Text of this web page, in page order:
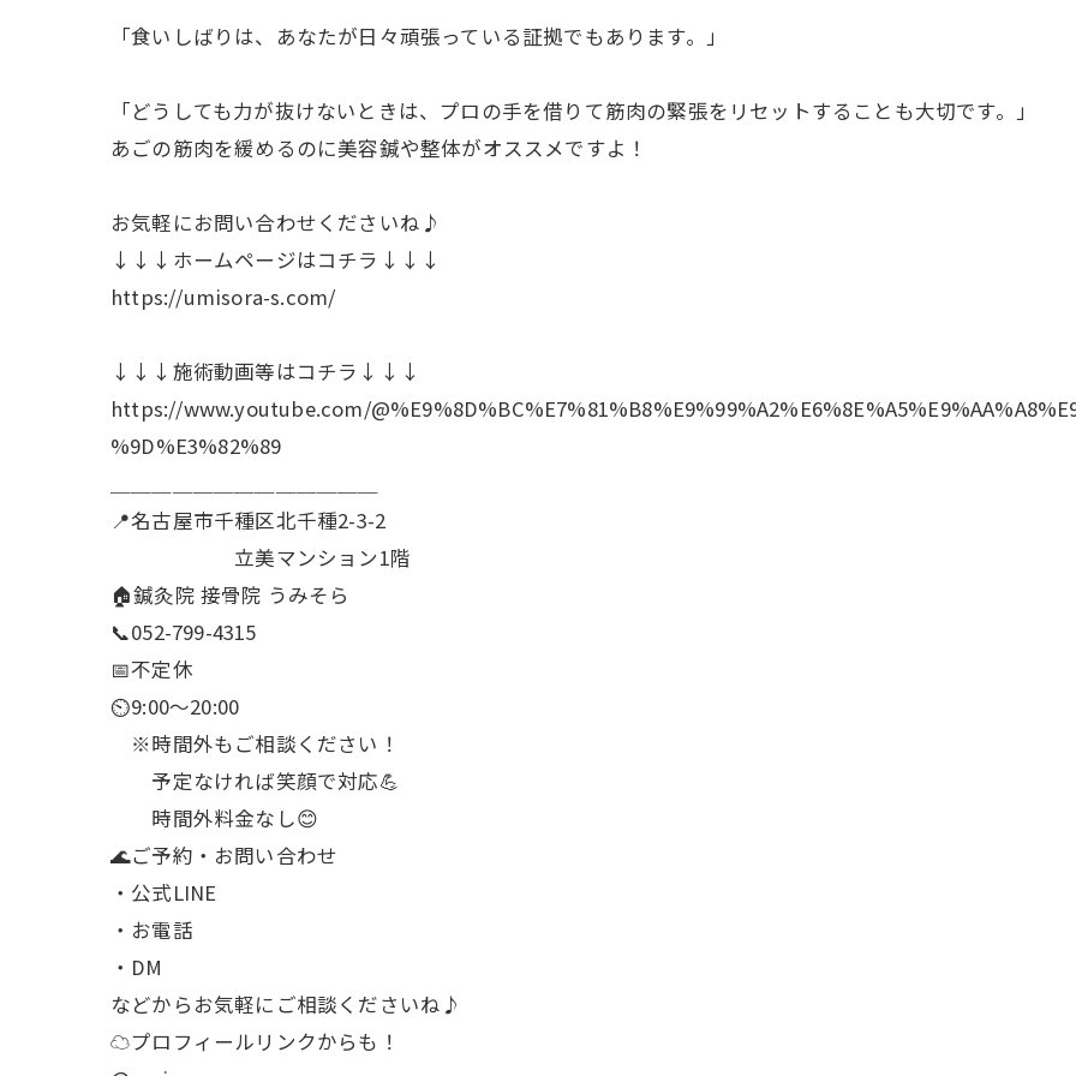
「食いしばりは、あなたが日々頑張っている証拠でもあります。」
「どうしても力が抜けないときは、プロの手を借りて筋肉の緊張をリセットすることも大切です。」
あごの筋肉を緩めるのに美容鍼や整体がオススメですよ！
お気軽にお問い合わせくださいね♪
↓↓↓ホームページはコチラ↓↓↓
https://umisora-s.com/
↓↓↓施術動画等はコチラ↓↓↓
https://www.youtube.com/
%9D%E3%82%89
📍名古屋市千種区北千種2-3-2
立美マンション1階
🏠鍼灸院 接骨院 うみそら
📞052-799-4315
📅不定休
⏲9:00～20:00
※時間外もご相談ください！
予定なければ笑顔で対応💪
時間外料金なし😊
🌊ご予約・お問い合わせ
・公式LINE
・お電話
・DM
などからお気軽にご相談くださいね♪
☁プロフィールリンクからも！